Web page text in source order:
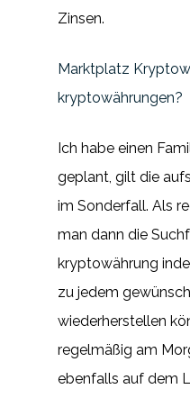
Zinsen.
Marktplatz
kryptowährungen?
Ich habe einen
geplant, gilt die
im Sonderfall. Als
man dann die
kryptowährung
zu jedem
wiederherstellen
regelmäßig am
ebenfalls auf dem